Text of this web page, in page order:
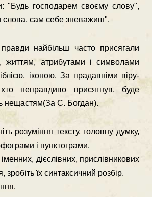
"Будь господарем своєму слову",
сам себе зневажиш".
найбільш часто присягали
життям, атрибутами і символами
іконою. За прадавніми віру­
неправдиво присягнув, буде
нещастям(За С. Богдан).
розуміння тексту, головну думку,
і пунктограми.
дієслівних, прислівникових
їх синтаксичний розбір.